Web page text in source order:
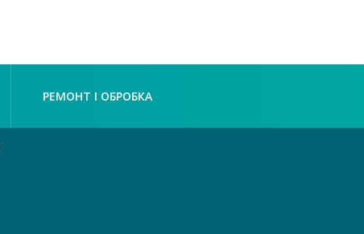
РЕМОНТ І ОБРОБКА